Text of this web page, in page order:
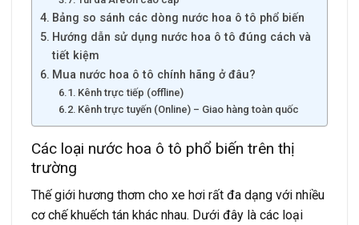
Bảng so sánh các dòng nước hoa ô tô phổ biến
Hướng dẫn sử dụng nước hoa ô tô đúng cách và
tiết kiệm
Mua nước hoa ô tô chính hãng ở đâu?
Kênh trực tiếp (offline)
Kênh trực tuyến (Online) – Giao hàng toàn quốc
Các loại nước hoa ô tô phổ biến trên thị
trường
Thế giới hương thơm cho xe hơi rất đa dạng với nhiều
cơ chế khuếch tán khác nhau. Dưới đây là các loại